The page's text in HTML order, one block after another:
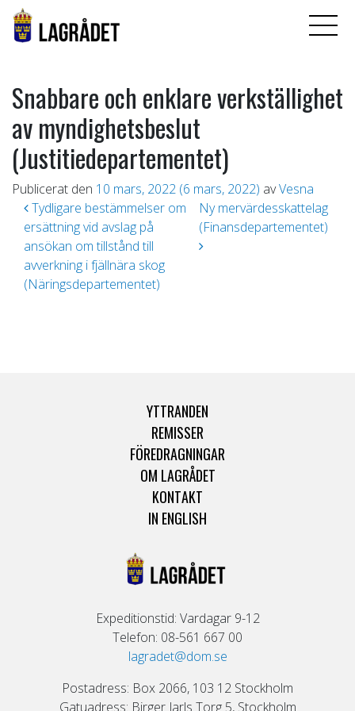
Snabbare och enklare verkställighet
av myndighetsbeslut
(Justitiedepartementet)
Publicerat den 10 mars, 2022 (6 mars, 2022) avVesna
Inläggsnavigering
Tydligare bestämmelser om
ersättning vid avslag på
ansökan om tillstånd till
avverkning i fjällnära skog
(Näringsdepartementet)
Ny mervärdesskattelag
(Finansdepartementet)
YTTRANDEN
REMISSER
FÖREDRAGNINGAR
OM LAGRÅDET
KONTAKT
IN ENGLISH
Expeditionstid: Vardagar 9-12
Telefon: 08-561 667 00
lagradet@dom.se
Postadress: Box 2066, 103 12 Stockholm
Gatuadress: Birger Jarls Torg 5, Stockholm